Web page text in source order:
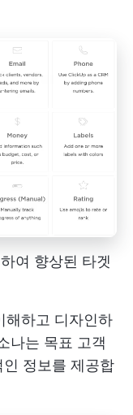
여 향상된 타겟
해하고 디자인하
나는 목표 고객
정보를 제공합